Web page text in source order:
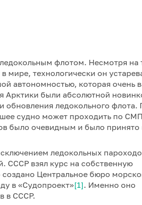
флотом. Несмотря на
технологически он
автономностью, которая очень
Арктики были абсолютной
обновления ледокольного флота.
судно может проходить по
было очевидным и было принято
ледокольных
СССР взял курс на собственную
Центральное бюро
в «Судопроект»[1]. Именно оно
в СССР.